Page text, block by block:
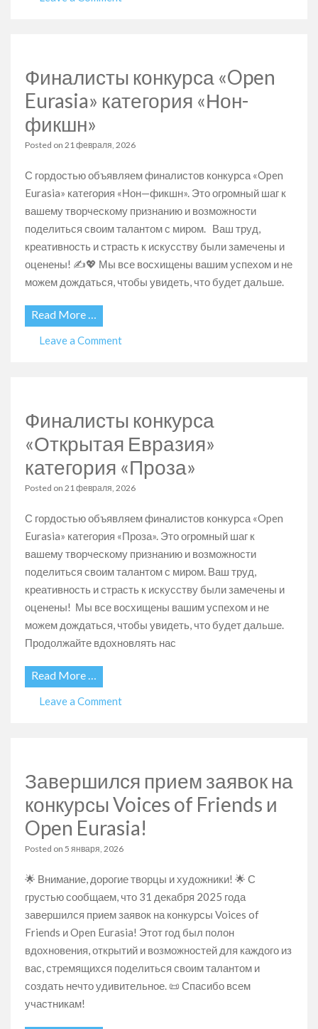
категория
проза»
Финалисты конкурса «Open
Eurasia» категория «Нон-
фикшн»
Posted on 21 февраля, 2026
С гордостью объявляем финалистов конкурса «Open
Eurasia» категория «Нон—фикшн». Это огромный шаг к
вашему творческому признанию и возможности
поделиться своим талантом с миром. Ваш труд,
креативность и страсть к искусству были замечены и
оценены! ✍️💖 Мы все восхищены вашим успехом и не
можем дождаться, чтобы увидеть, что будет дальше.
Read More …
Leave a Commenton
категория
фикшн»
Финалисты конкурса
«Открытая Евразия»
категория «Проза»
Posted on 21 февраля, 2026
С гордостью объявляем финалистов конкурса «Open
Eurasia» категория «Проза». Это огромный шаг к
вашему творческому признанию и возможности
поделиться своим талантом с миром. Ваш труд,
креативность и страсть к искусству были замечены и
оценены! Мы все восхищены вашим успехом и не
можем дождаться, чтобы увидеть, что будет дальше.
Продолжайте вдохновлять нас
Read More …
Leave a Commenton
категория
«Проза»
Завершился прием заявок на
конкурсы Voices of Friends и
Open Eurasia!
Posted on 5 января, 2026
🌟 Внимание, дорогие творцы и художники! 🌟 С
грустью сообщаем, что 31 декабря 2025 года
завершился прием заявок на конкурсы Voices of
Friends и Open Eurasia! Этот год был полон
вдохновения, открытий и возможностей для каждого из
вас, стремящихся поделиться своим талантом и
создать нечто удивительное. 📜 Спасибо всем
участникам!